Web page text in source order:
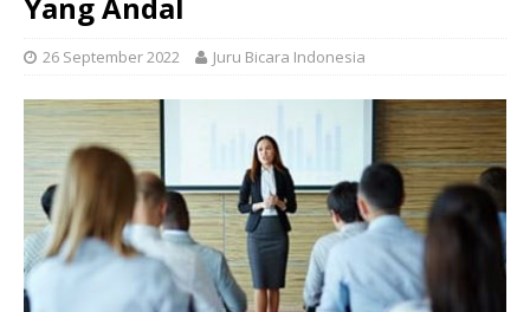
26 September 2022 Juru Bicara Indonesia